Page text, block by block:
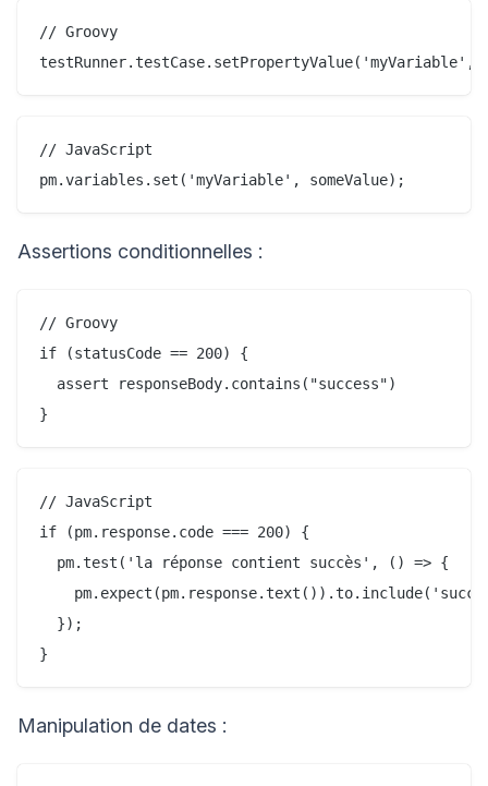
// Groovy
// JavaScript
Assertions conditionnelles :
// Groovy
if (statusCode == 200) {
  assert responseBody.contains("success")
// JavaScript
if (pm.response.code === 200) {
  pm.test('la réponse contient succès', () => {
  });
Manipulation de dates :